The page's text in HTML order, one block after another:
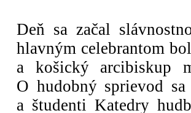
Deň sa začal
hlavným celebrantom
a košický arcibiskup
O hudobný sprievod sa
a študenti Katedry